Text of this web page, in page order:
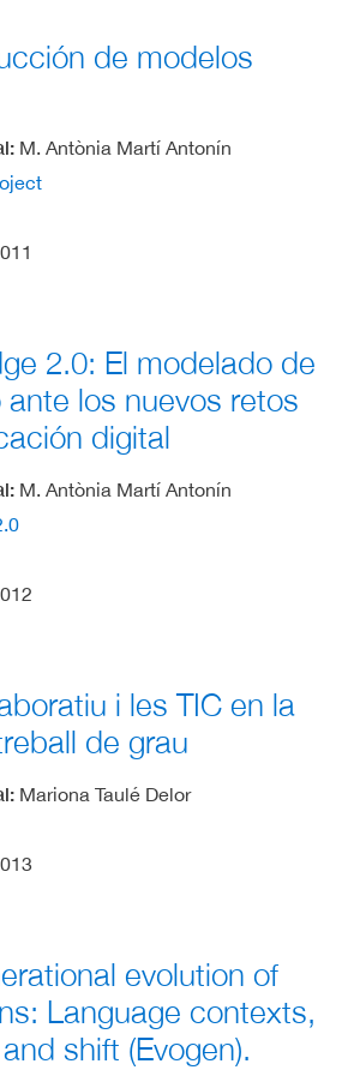
de modelos
M. Antònia Martí Antonín
2.0: El modelado de
los nuevos retos
digital
M. Antònia Martí Antonín
i les TIC en la
de grau
Mariona Taulé Delor
evolution of
Language contexts,
shift (Evogen).